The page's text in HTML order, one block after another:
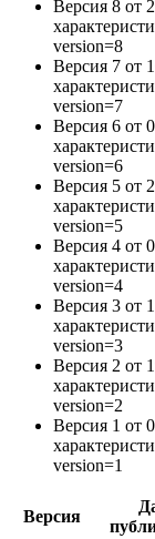
Версия 8 от
version=8
Версия 7 от
version=7
Версия 6 от
version=6
Версия 5 от
version=5
Версия 4 от
version=4
Версия 3 от
version=3
Версия 2 от
version=2
Версия 1 от
version=1
Версия